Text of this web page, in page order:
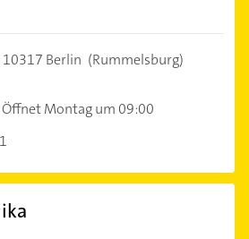
10317 Berlin (Rummelsburg)
Öffnet Montag um 09:00